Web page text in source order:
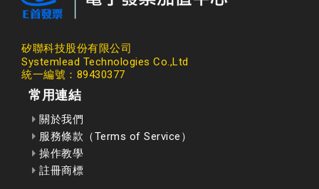
矽聯科技股份有限公司
Systemlead Technologies Co.,Ltd
統一編號：89430377
常用連結
關於我們
服務條款（Terms of Service）
操作教學
註冊商標